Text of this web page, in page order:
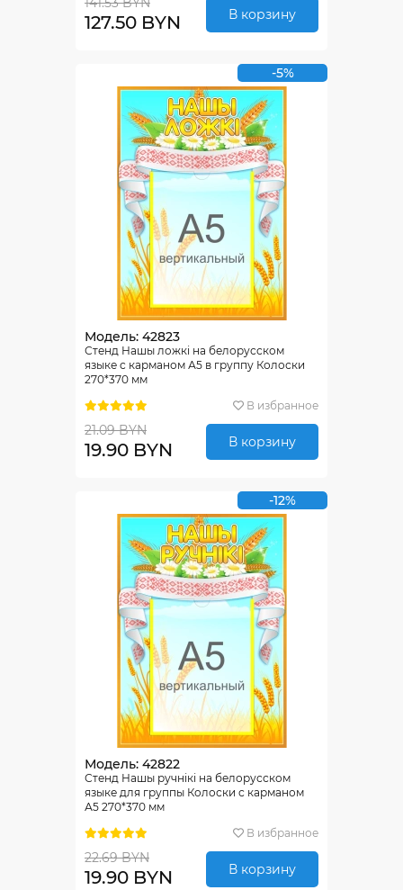
127.50 BYN В корзину
-5%
Модель: 42823
Стенд Нашы ложкi на белорусском
языке с карманом А5 в группу Колоски
270*370 мм
В избранное
21.09 BYN
19.90 BYN В корзину
-12%
Модель: 42822
Стенд Нашы ручнiкi на белорусском
языке для группы Колоски с карманом
А5 270*370 мм
В избранное
22.69 BYN
19.90 BYN В корзину